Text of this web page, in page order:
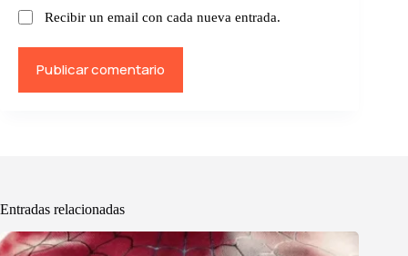
Recibir un email con cada nueva entrada.
Publicar comentario
Entradas relacionadas